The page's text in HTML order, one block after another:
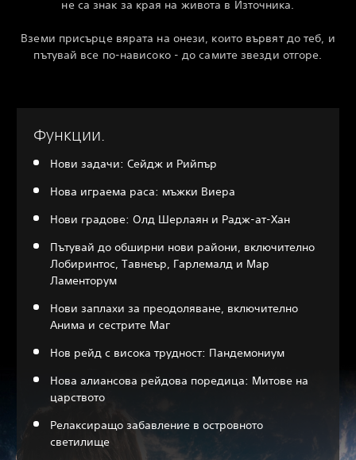
не са знак за края на живота в Източника.
Вземи присърце вярата на онези, които вървят до теб, и
пътувай все по-нависоко - до самите звезди отгоре.
Функции.
Нови задачи: Сейдж и Рийпър
Нова играема раса: мъжки Виера
Нови градове: Олд Шерлаян и Радж-ат-Хан
Пътувай до обширни нови райони, включително
Лобиринтос, Тавнеър, Гарлемалд и Мар
Ламенторум
Нови заплахи за преодоляване, включително
Анима и сестрите Маг
Нов рейд с висока трудност: Пандемониум
Нова алиансова рейдова поредица: Митове на
царството
Релаксиращо забавление в островното
светилище